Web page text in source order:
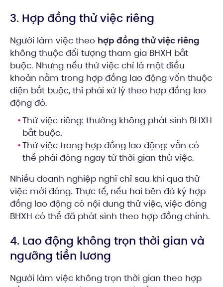
3. Hợp đồng thử việc riêng
Người làm việc theo hợp đồng thử việc riêng
không thuộc đối tượng tham gia BHXH bắt
buộc. Nhưng nếu thử việc chỉ là một điều
khoản nằm trong hợp đồng lao động vốn thuộc
diện bắt buộc, thì phải xử lý theo hợp đồng lao
động đó.
Thử việc riêng: thường không phát sinh BHXH
bắt buộc.
Thử việc trong hợp đồng lao động: vẫn có
thể phải đóng ngay từ thời gian thử việc.
Nhiều doanh nghiệp nghĩ chỉ sau khi qua thử
việc mới đóng. Thực tế, nếu hai bên đã ký hợp
đồng lao động có nội dung thử việc, việc đóng
BHXH có thể đã phát sinh theo hợp đồng chính.
4. Lao động không trọn thời gian và
ngưỡng tiền lương
Người làm việc không trọn thời gian theo hợp